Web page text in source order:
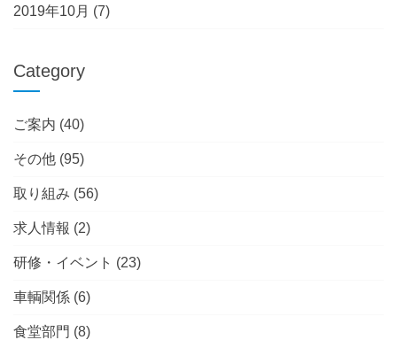
2019年10月 (7)
Category
ご案内 (40)
その他 (95)
取り組み (56)
求人情報 (2)
研修・イベント (23)
車輌関係 (6)
食堂部門 (8)